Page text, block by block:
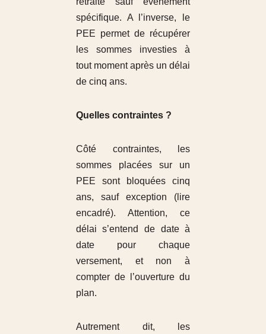
spécifique. A l’inverse, le
PEE permet de récupérer
les sommes investies à
tout moment après un délai
de cinq ans.
Quelles contraintes ?
Côté contraintes, les
sommes placées sur un
PEE sont bloquées cinq
ans, sauf exception (lire
encadré). Attention, ce
délai s’entend de date à
date pour chaque
versement, et non à
compter de l’ouverture du
plan.
Autrement dit, les